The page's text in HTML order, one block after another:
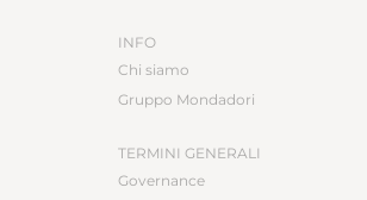
INFO
Chi siamo
Gruppo Mondadori
TERMINI GENERALI
Governance